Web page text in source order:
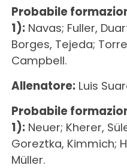
Probabile
1):Navas; Fuller,
Borges, Tejeda;
Campbell.
Allenatore:Luis
Probabile
1):Neuer; Kherer,
Goreztka, Kimmich;
Müller.